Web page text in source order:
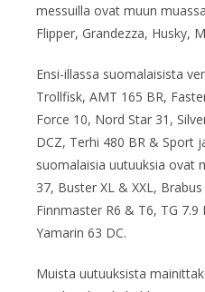
messuilla ovat muun
Flipper, Grandezza, Husky,
Ensi-illassa suomalaisista
Trollfisk, AMT 165 BR,
Force 10, Nord Star 31,
DCZ, Terhi 480 BR & Sport
suomalaisia uutuuksia ovat
37, Buster XL & XXL,
Finnmaster R6 & T6, TG 7.9
Yamarin 63 DC.
Muista uutuuksista